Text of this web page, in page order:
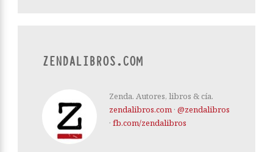
ZENDALIBROS.COM
Zenda. Autores, libros & cía.
zendalibros.com · @zendalibros
· fb.com/zendalibros